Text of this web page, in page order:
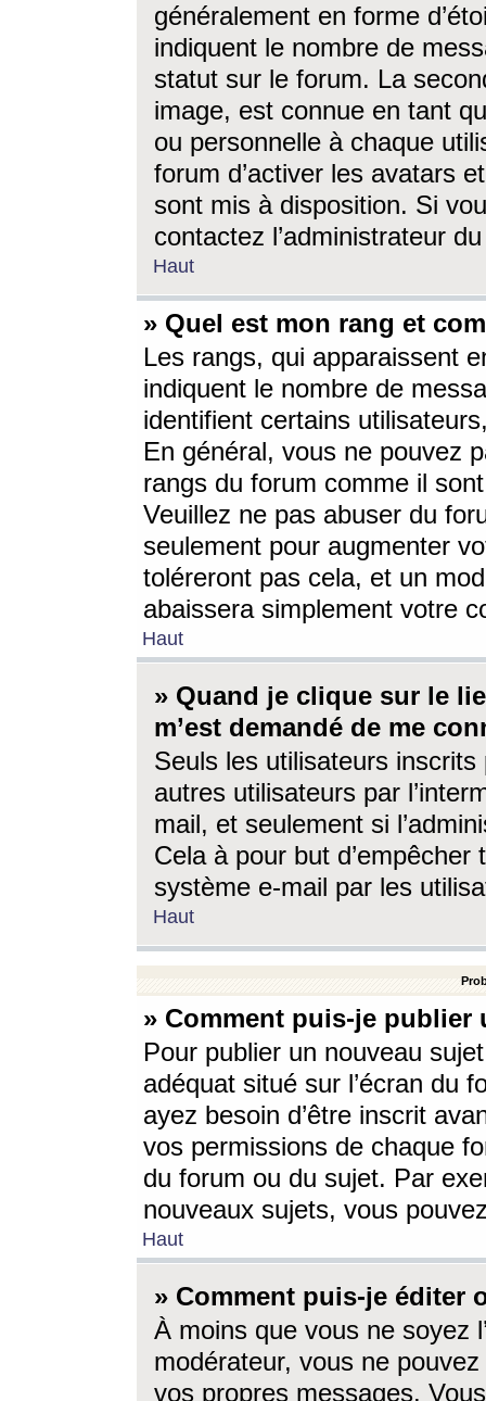
généralement en forme
indiquent le nombre de
statut sur le forum. La
image, est connue en tant
ou personnelle à chaque
forum d’activer les avatars
sont mis à disposition. Si
contactez l’administrateur
Haut
» Quel est mon rang et
Les rangs, qui apparaissent
indiquent le nombre de
identifient certains
En général, vous ne pouvez
rangs du forum comme il
Veuillez ne pas abuser du
seulement pour augmenter
toléreront pas cela, et un
abaissera simplement votre
Haut
» Quand je clique sur le
m’est demandé de me
Seuls les utilisateurs
autres utilisateurs par
mail, et seulement si
Cela à pour but
système e-mail par les
Haut
» Comment puis-je
Pour publier un nouveau
adéquat situé sur l’écran du
ayez besoin d’être inscrit
vos permissions de chaque
du forum ou du sujet. Par
nouveaux sujets, vous
Haut
» Comment puis-je éditer
À moins que vous ne soyez
modérateur, vous ne
vos propres messages.